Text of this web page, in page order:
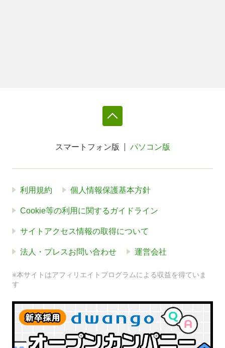
スマートフォン版 パソコン版
利用規約 個人情報保護基本方針
Cookie等の利用に関するガイドライン
サイトアクセス情報の取得について
法人・プレスお問い合わせ 運営会社
※本サイトはアフィリエイトプログラムによる収益を得ていま
す